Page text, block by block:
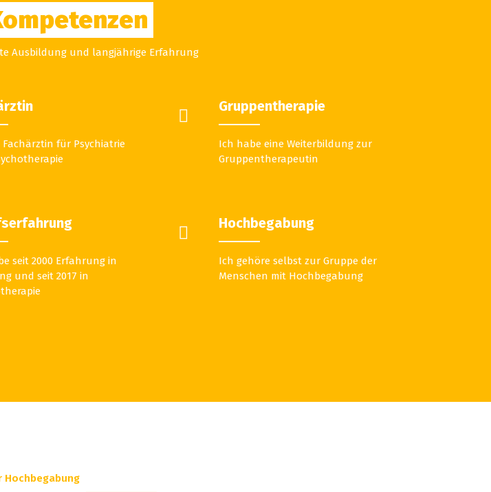
Ausbildung und langjährige Erfahrung
für Psychiatrie
Gruppentherapie
Ich habe eine Weiterbildung zur
Gruppentherapeutin
seit 2000 Erfahrung in
und seit 2017 in
Hochbegabung
Ich gehöre selbst zur Gruppe der
Menschen mit Hochbegabung
Hochbegabung